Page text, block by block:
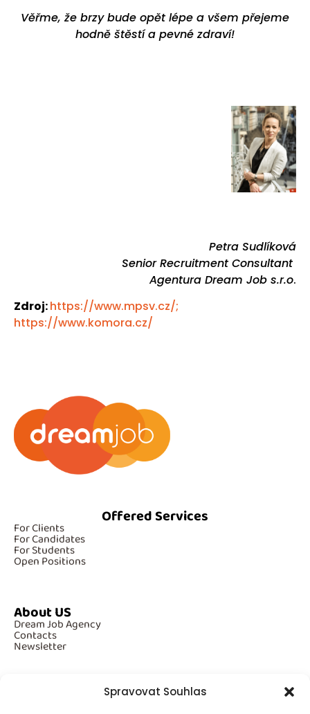
Spravovat Souhlas
Věřme, že brzy bude opět lépe a všem přejeme
hodně štěstí a pevné zdraví!
Petra Sudlíková
Senior Recruitment Consultant
Agentura Dream Job s.r.o.
Zdroj:https://www.mpsv.cz/;
https://www.komora.cz/
Offered Services
For Clients
For Candidates
For Students
Open Positions
About US
Dream Job Agency
Contacts
Newsletter